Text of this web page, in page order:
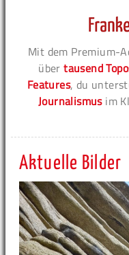
Mit dem Premium-
übertausend
Features, du
Journalismusim
Aktuelle Bilder